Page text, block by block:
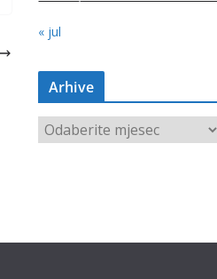
« jul
Arhive
A
r